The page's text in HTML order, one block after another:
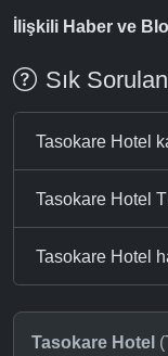
İlişkili Haber ve
Sık
Tasokare Hotel
Tasokare Hotel
Tasokare Hotel
Tasokare Hotel